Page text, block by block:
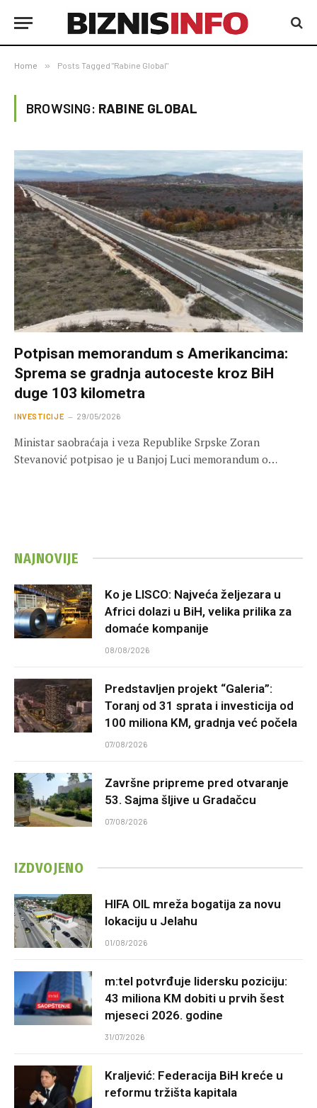
Home » Posts Tagged "Rabine Global"
BROWSING: RABINE GLOBAL
Potpisan memorandum s Amerikancima:
Sprema se gradnja autoceste kroz BiH
duge 103 kilometra
INVESTICIJE 29/05/2026
Ministar saobraćaja i veza Republike Srpske Zoran
Stevanović potpisao je u Banjoj Luci memorandum o…
NAJNOVIJE
Ko je LISCO: Najveća željezara u
Africi dolazi u BiH, velika prilika za
domaće kompanije
08/08/2026
Predstavljen projekt “Galeria”:
Toranj od 31 sprata i investicija od
100 miliona KM, gradnja već počela
07/08/2026
Završne pripreme pred otvaranje
53. Sajma šljive u Gradačcu
07/08/2026
IZDVOJENO
HIFA OIL mreža bogatija za novu
lokaciju u Jelahu
01/08/2026
m:tel potvrđuje lidersku poziciju:
43 miliona KM dobiti u prvih šest
mjeseci 2026. godine
31/07/2026
Kraljević: Federacija BiH kreće u
reformu tržišta kapitala